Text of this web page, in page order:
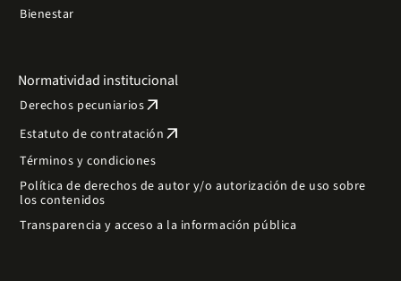
Bienestar
Normatividad institucional
Derechos pecuniariosarrow_outward
Estatuto de contratación arrow_outward
Términos y condiciones
Política de derechos de autor y/o autorización de uso sobre
los contenidos
Transparencia y acceso a la información pública